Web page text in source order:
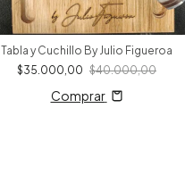
Tabla y Cuchillo By Julio Figueroa
$35.000,00 $40.000,00
Comprar